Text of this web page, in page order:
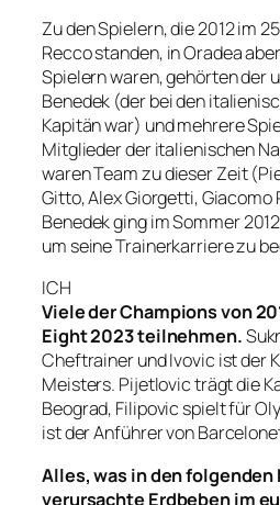
Zu den Spielern, die 2012 im
Recco standen, in Oradea
Spielern waren, gehörten der
Benedek (der bei den
Kapitän war) und mehrere
Mitglieder der italienischen
waren Team zu dieser Zeit
Gitto, Alex Giorgetti, Giacomo
Benedek ging im Sommer
um seine Trainerkarriere zu
ICH
Viele der Champions von
Eight 2023 teilnehmen.
Cheftrainer und Ivovic ist der
Meisters. Pijetlovic trägt die
Beograd, Filipovic spielt für
ist der Anführer von
Alles, was in den folgenden
verursachte Erdbeben im